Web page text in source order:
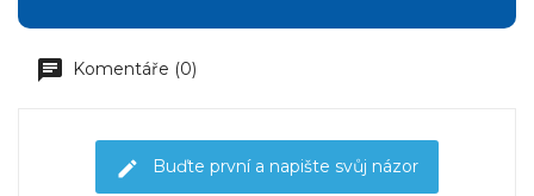
Komentáře (0)
Buďte první a napište svůj názor